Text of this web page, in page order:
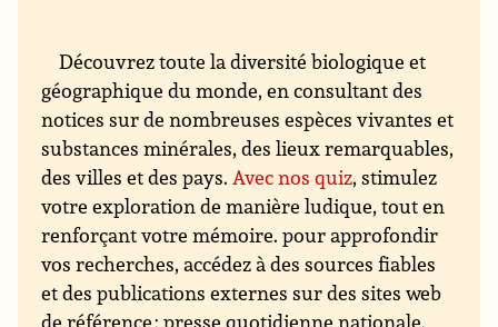
Découvrez toute la diversité biologique et
géographique du monde, en consultant des
notices sur de nombreuses espèces vivantes et
substances minérales, des lieux remarquables,
des villes et des pays. Avec nos quiz, stimulez
votre exploration de manière ludique, tout en
renforçant votre mémoire. pour approfondir
vos recherches, accédez à des sources fiables
et des publications externes sur des sites web
de référence : presse quotidienne nationale,